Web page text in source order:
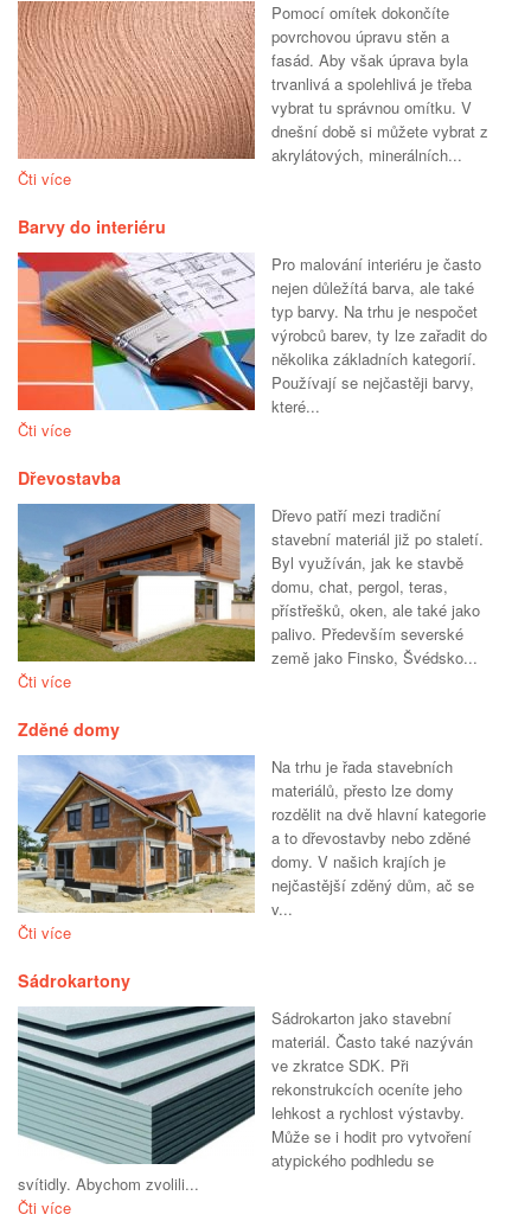
Pomocí omítek dokončíte
povrchovou úpravu stěn a
fasád. Aby však úprava byla
trvanlivá a spolehlivá je třeba
vybrat tu správnou omítku. V
dnešní době si můžete vybrat z
akrylátových, minerálních...
Čti více
Barvy do interiéru
Pro malování interiéru je často
nejen důležítá barva, ale také
typ barvy. Na trhu je nespočet
výrobců barev, ty lze zařadit do
několika základních kategorií.
Používají se nejčastěji barvy,
které...
Čti více
Dřevostavba
Dřevo patří mezi tradiční
stavební materiál již po staletí.
Byl využíván, jak ke stavbě
domu, chat, pergol, teras,
přístřešků, oken, ale také jako
palivo. Především severské
země jako Finsko, Švédsko...
Čti více
Zděné domy
Na trhu je řada stavebních
materiálů, přesto lze domy
rozdělit na dvě hlavní kategorie
a to dřevostavby nebo zděné
domy. V našich krajích je
nejčastější zděný dům, ač se
v...
Čti více
Sádrokartony
Sádrokarton jako stavební
materiál. Často také nazýván
ve zkratce SDK. Při
rekonstrukcích oceníte jeho
lehkost a rychlost výstavby.
Může se i hodit pro vytvoření
atypického podhledu se
svítidly. Abychom zvolili...
Čti více